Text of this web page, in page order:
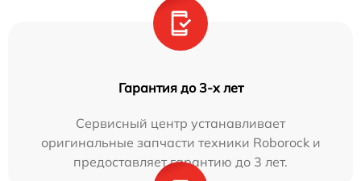
Гарантия до 3-х лет
Сервисный центр устанавливает
оригинальные запчасти техники Roborock и
предоставляет гарантию до 3 лет.